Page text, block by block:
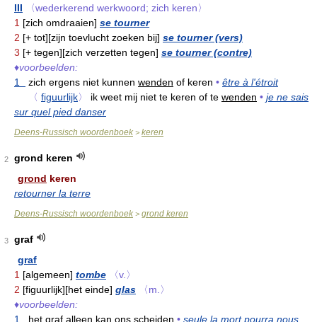
III
〈wederkerend werkwoord; zich keren〉
1 [zich omdraaien] se tourner
2 [+ tot][zijn toevlucht zoeken bij] se tourner (vers)
3 [+ tegen][zich verzetten tegen] se tourner (contre)
♦voorbeelden:
1
zich ergens niet kunnen wenden of keren • être à l'étroit
〈 figuurlijk〉 ik weet mij niet te keren of te wenden • je ne sais
sur quel pied danser
Deens-Russisch woordenboek > keren
2
grond keren
grond keren
retourner la terre
Deens-Russisch woordenboek > grond keren
3
graf
graf
1 [algemeen] tombe
〈v.〉
2 [figuurlijk][het einde] glas
〈m.〉
♦voorbeelden:
1
het graf alleen kan ons scheiden • seule la mort pourra nous